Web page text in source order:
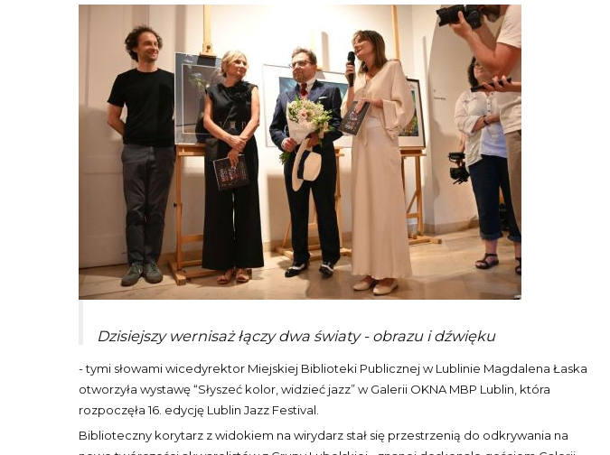
Dzisiejszy wernisaż łączy dwa światy - obrazu i dźwięku
- tymi słowami wicedyrektor Miejskiej Biblioteki Publicznej w Lublinie Magdalena Łaska
otworzyła wystawę “Słyszeć kolor, widzieć jazz” w Galerii OKNA MBP Lublin, która
rozpoczęła 16. edycję Lublin Jazz Festival.
Biblioteczny korytarz z widokiem na wirydarz stał się przestrzenią do odkrywania na